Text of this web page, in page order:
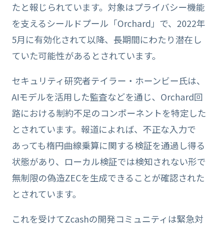
たと報じられています。対象はプライバシー機能
を支えるシールドプール「Orchard」で、2022年
5月に有効化されて以降、長期間にわたり潜在し
ていた可能性があるとされています。
セキュリティ研究者テイラー・ホーンビー氏は、
AIモデルを活用した監査などを通じ、Orchard回
路における制約不足のコンポーネントを特定した
とされています。報道によれば、不正な入力で
あっても楕円曲線乗算に関する検証を通過し得る
状態があり、ローカル検証では検知されない形で
無制限の偽造ZECを生成できることが確認された
とされています。
これを受けてZcashの開発コミュニティは緊急対